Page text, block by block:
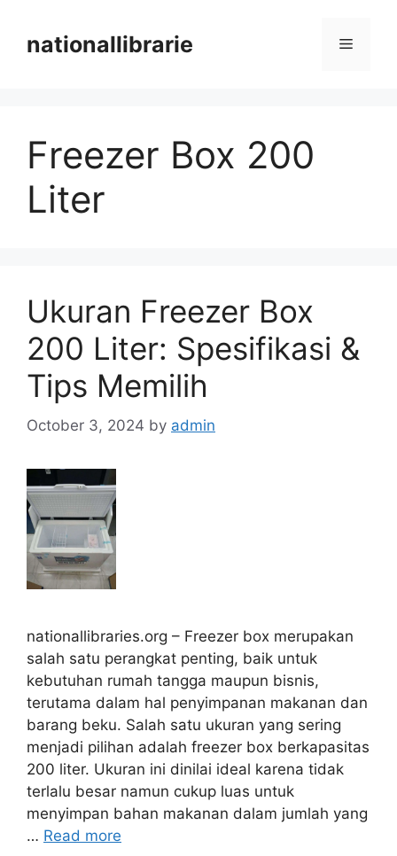
contentnationallibrarie Menu
Freezer Box 200
Liter
Ukuran Freezer Box
200 Liter: Spesifikasi &
Tips Memilih
October 3, 2024 by admin
nationallibraries.org – Freezer box merupakan
salah satu perangkat penting, baik untuk
kebutuhan rumah tangga maupun bisnis,
terutama dalam hal penyimpanan makanan dan
barang beku. Salah satu ukuran yang sering
menjadi pilihan adalah freezer box berkapasitas
200 liter. Ukuran ini dinilai ideal karena tidak
terlalu besar namun cukup luas untuk
menyimpan bahan makanan dalam jumlah yang
… Read more